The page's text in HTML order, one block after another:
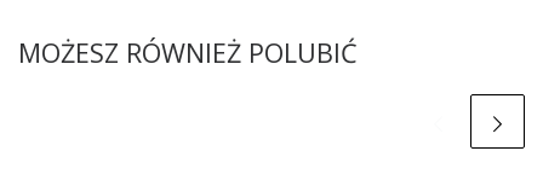
MOŻESZ RÓWNIEŻ POLUBIĆ